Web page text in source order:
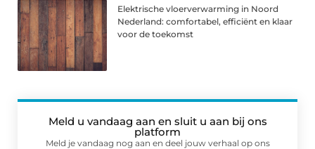
Elektrische vloerverwarming in Noord
Nederland: comfortabel, efficiënt en klaar
voor de toekomst
Meld u vandaag aan en sluit u aan bij ons
platform
Meld je vandaag nog aan en deel jouw verhaal op ons